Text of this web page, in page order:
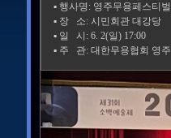
▪️ 행사명: 영주무용페스티벌
▪️ 장 소: 시민회관 대강당
▪️ 일 시: 6. 2(일) 17:00
▪️ 주 관: 대한무용협회 영